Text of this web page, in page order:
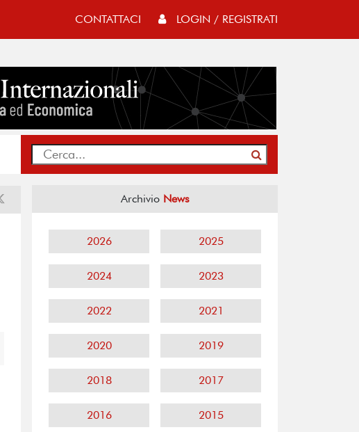
CONTATTACI LOGIN / REGISTRATI
Archivio News
2026 2025
2024 2023
2022 2021
2020 2019
2018 2017
2016 2015